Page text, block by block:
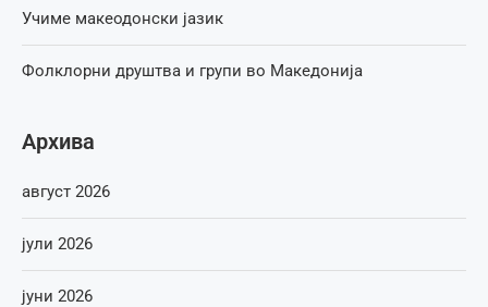
Учиме макеодонски јазик
Фолклорни друштва и групи во Македонија
Архива
август 2026
јули 2026
јуни 2026